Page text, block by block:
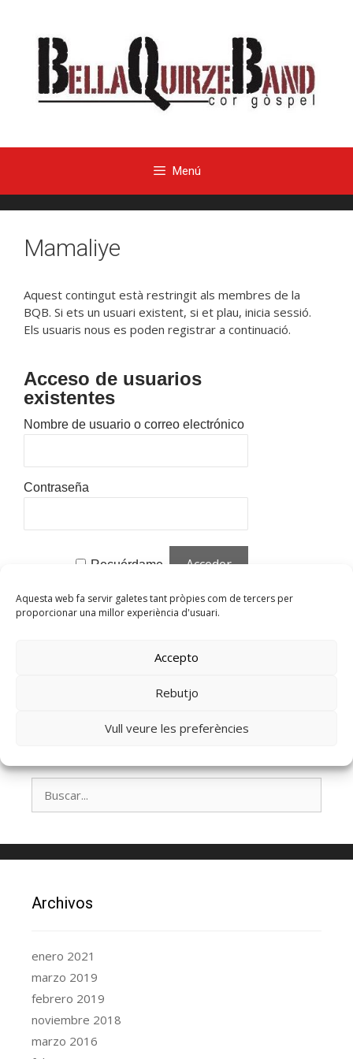
Aquesta web fa servir galetes tant pròpies com de tercers per
proporcionar una millor experiència d'usuari.
Accepto
Rebutjo
Vull veure les preferències
Menú
Mamaliye
Aquest contingut està restringit als membres de la
BQB. Si ets un usuari existent, si et plau, inicia sessió.
Els usuaris nous es poden registrar a continuació.
Acceso de usuarios
existentes
Nombre de usuario o correo electrónico
Contraseña
Recuérdame
¿Olvidaste tu contraseña?Haz clic para
restablecer
registrarte
Archivos
enero 2021
marzo 2019
febrero 2019
noviembre 2018
marzo 2016